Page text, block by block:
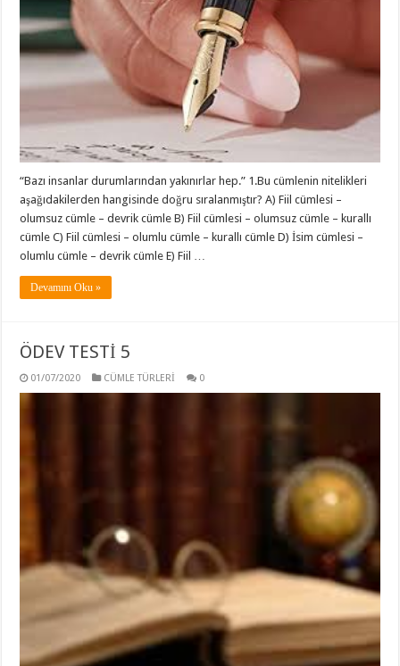
“Bazı insanlar durumlarından yakınırlar hep.” 1.Bu cümlenin nitelikleri
aşağıdakilerden hangisinde doğru sıralanmıştır? A) Fiil cümlesi –
olumsuz cümle – devrik cümle B) Fiil cümlesi – olumsuz cümle – kurallı
cümle C) Fiil cümlesi – olumlu cümle – kurallı cümle D) İsim cümlesi –
olumlu cümle – devrik cümle E) Fiil …
Devamını Oku »
ÖDEV TESTİ 5
01/07/2020 CÜMLE TÜRLERİ 0